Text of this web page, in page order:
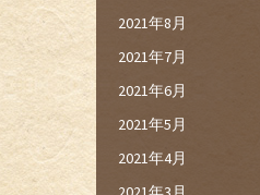
2021年8月
2021年7月
2021年6月
2021年5月
2021年4月